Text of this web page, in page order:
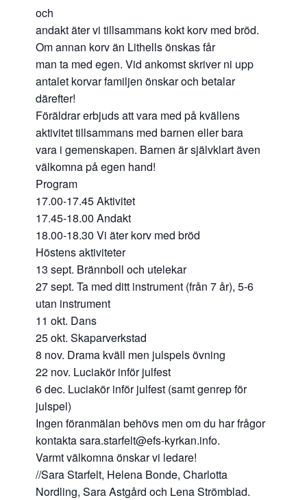
och
andakt äter vi tillsammans kokt korv med bröd.
Om annan korv än Lithells önskas får
man ta med egen. Vid ankomst skriver ni upp
antalet korvar familjen önskar och betalar
därefter!
Föräldrar erbjuds att vara med på kvällens
aktivitet tillsammans med barnen eller bara
vara i gemenskapen. Barnen är självklart även
välkomna på egen hand!
Program
17.00-17.45 Aktivitet
17.45-18.00 Andakt
18.00-18.30 Vi äter korv med bröd
Höstens aktiviteter
13 sept. Brännboll och utelekar
27 sept. Ta med ditt instrument (från 7 år), 5-6
utan instrument
11 okt. Dans
25 okt. Skaparverkstad
8 nov. Drama kväll men julspels övning
22 nov. Luciakör inför julfest
6 dec. Luciakör inför julfest (samt genrep för
julspel)
Ingen föranmälan behövs men om du har frågor
kontakta sara.starfelt@efs-kyrkan.info.
Varmt välkomna önskar vi ledare!
//Sara Starfelt, Helena Bonde, Charlotta
Nordling, Sara Astgård och Lena Strömblad.